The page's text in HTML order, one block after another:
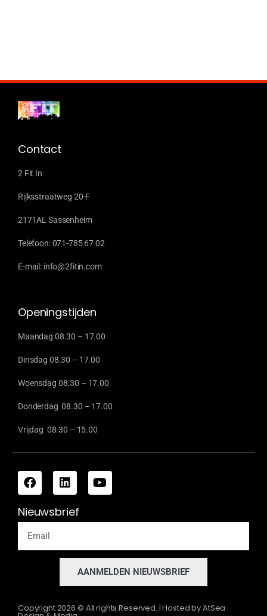
Contact
2 Fit In
Rijksstraatweg 20-F
2171AL Sassenheim
Telefoon: 071-785 67 02
E-mail: info@2fitin.com
Openingstijden
Maandag 08.30 – 17.00
Dinsdag 08.30 – 17.00
Woensdag 08.30 – 17.00
Donderdag 08.30 – 17.00
Vrijdag 08.30 – 15.00
Nieuwsbrief
AANMELDEN NIEUWSBRIEF
Copyright2026 © All rights Reserved. | Hosted byAtSea